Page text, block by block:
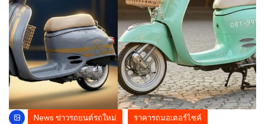
News ข่าวรถยนต์รถใหม่ ราคารถมอเตอร์ไซค์